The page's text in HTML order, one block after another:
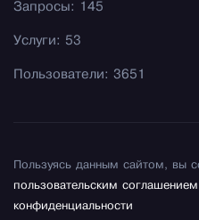
Запросы: 145
Услуги: 53
Пользователи: 3651
Пользуясь данным сайтом, вы
пользовательским соглашением
конфиденциальности